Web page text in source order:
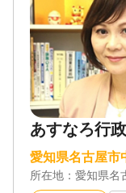
愛知県全域
対応業務
遺言書 / 相続
対応体制
電話相談可 / 訪
可 / 初回相談無
可 / 事務所面談
あすなろ行
愛知県名古屋市
所在地： 愛知県名